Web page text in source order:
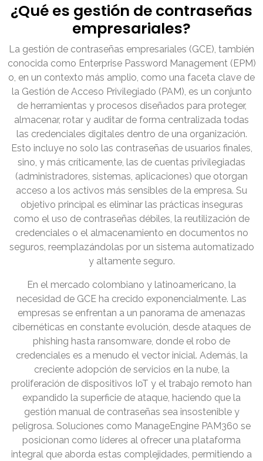
¿Qué es gestión de contraseñas
empresariales?
La gestión de contraseñas empresariales (GCE), también
conocida como Enterprise Password Management (EPM)
o, en un contexto más amplio, como una faceta clave de
la Gestión de Acceso Privilegiado (PAM), es un conjunto
de herramientas y procesos diseñados para proteger,
almacenar, rotar y auditar de forma centralizada todas
las credenciales digitales dentro de una organización.
Esto incluye no solo las contraseñas de usuarios finales,
sino, y más críticamente, las de cuentas privilegiadas
(administradores, sistemas, aplicaciones) que otorgan
acceso a los activos más sensibles de la empresa. Su
objetivo principal es eliminar las prácticas inseguras
como el uso de contraseñas débiles, la reutilización de
credenciales o el almacenamiento en documentos no
seguros, reemplazándolas por un sistema automatizado
y altamente seguro.
En el mercado colombiano y latinoamericano, la
necesidad de GCE ha crecido exponencialmente. Las
empresas se enfrentan a un panorama de amenazas
cibernéticas en constante evolución, desde ataques de
phishing hasta ransomware, donde el robo de
credenciales es a menudo el vector inicial. Además, la
creciente adopción de servicios en la nube, la
proliferación de dispositivos IoT y el trabajo remoto han
expandido la superficie de ataque, haciendo que la
gestión manual de contraseñas sea insostenible y
peligrosa. Soluciones como ManageEngine PAM360 se
posicionan como líderes al ofrecer una plataforma
integral que aborda estas complejidades, permitiendo a